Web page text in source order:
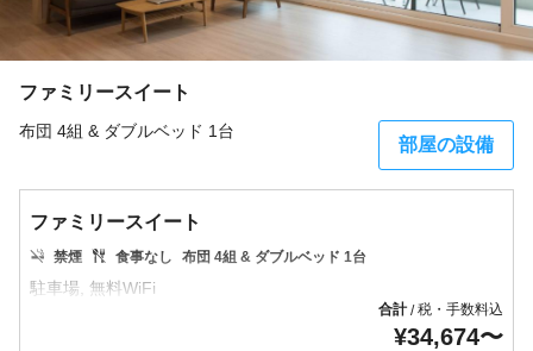
ファミリースイート
布団 4組 & ダブルベッド 1台
部屋の設備
ファミリースイート
禁煙 食事なし 布団 4組 & ダブルベッド 1台
合計/税・手数料込
¥34,674〜